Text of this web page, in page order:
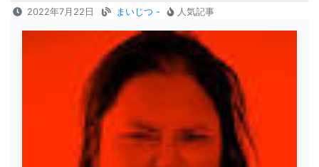
2022年7月22日 まいじつ - 人気記事